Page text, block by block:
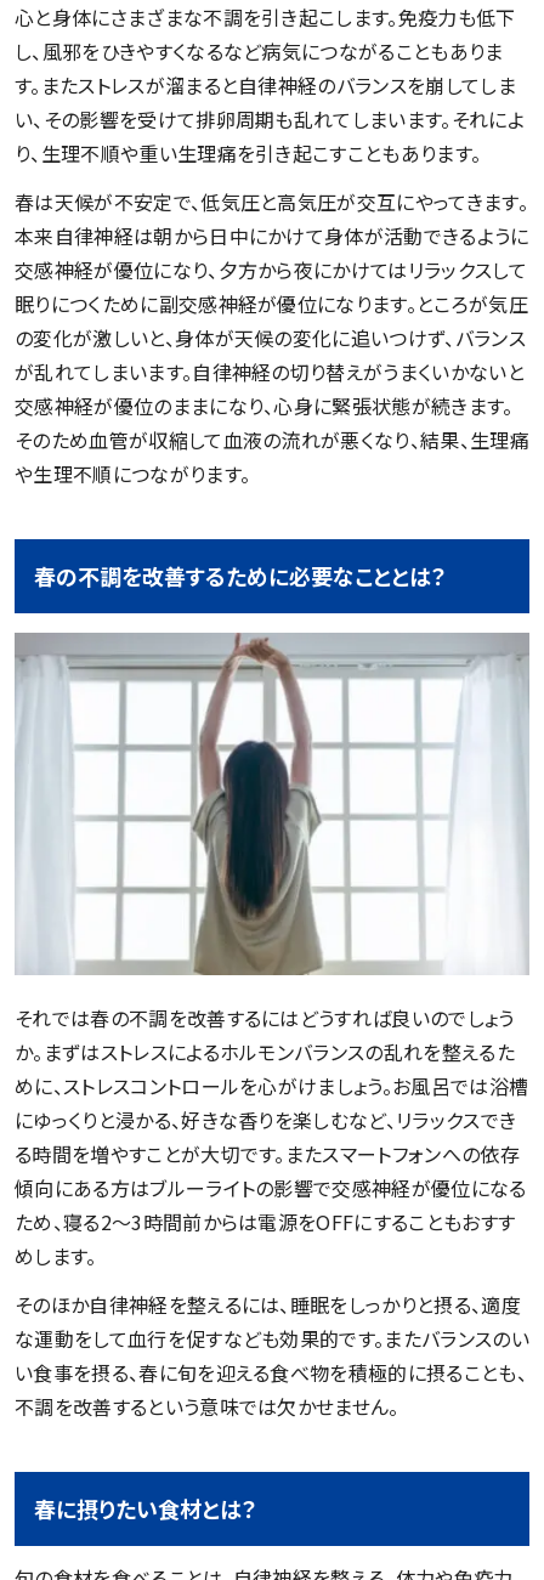
心と身体にさまざまな不調を引き起こします。免疫力も低下
し、風邪をひきやすくなるなど病気につながることもありま
す。またストレスが溜まると自律神経のバランスを崩してしま
い、その影響を受けて排卵周期も乱れてしまいます。それによ
り、生理不順や重い生理痛を引き起こすこともあります。
春は天候が不安定で、低気圧と高気圧が交互にやってきます。
本来自律神経は朝から日中にかけて身体が活動できるように
交感神経が優位になり、夕方から夜にかけてはリラックスして
眠りにつくために副交感神経が優位になります。ところが気圧
の変化が激しいと、身体が天候の変化に追いつけず、バランス
が乱れてしまいます。自律神経の切り替えがうまくいかないと
交感神経が優位のままになり、心身に緊張状態が続きます。
そのため血管が収縮して血液の流れが悪くなり、結果、生理痛
や生理不順につながります。
春の不調を改善するために必要なこととは？
それでは春の不調を改善するにはどうすれば良いのでしょう
か。まずはストレスによるホルモンバランスの乱れを整えるた
めに、ストレスコントロールを心がけましょう。お風呂では浴槽
にゆっくりと浸かる、好きな香りを楽しむなど、リラックスでき
る時間を増やすことが大切です。またスマートフォンへの依存
傾向にある方はブルーライトの影響で交感神経が優位になる
ため、寝る2～3時間前からは電源をOFFにすることもおすす
めします。
そのほか自律神経を整えるには、睡眠をしっかりと摂る、適度
な運動をして血行を促すなども効果的です。またバランスのい
い食事を摂る、春に旬を迎える食べ物を積極的に摂ることも、
不調を改善するという意味では欠かせません。
春に摂りたい食材とは？